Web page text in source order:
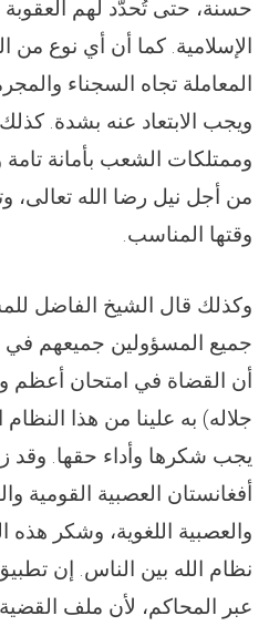
حسنة، حتى تُحدّد لهم
الإسلامية. كما أن أي نوع من
المعاملة تجاه السجناء
ويجب الابتعاد عنه بشدة.
وممتلكات الشعب بأمانة
من أجل نيل رضا الله تعالى،
وقتها المناسب.
وكذلك قال الشيخ الفاضل
جميع المسؤولين جميعهم في
أن القضاة في امتحان أعظم
جلاله) به علينا من هذا
يجب شكرها وأداء حقها. وقد
أفغانستان العصبية القومية
والعصبية اللغوية، وشكر هذه
نظام الله بين الناس. إن
عبر المحاكم، لأن ملف القضية